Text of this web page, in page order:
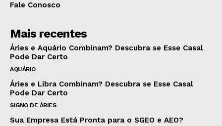
Fale Conosco
Mais recentes
Áries e Aquário Combinam? Descubra se Esse Casal
Pode Dar Certo
AQUÁRIO
Áries e Libra Combinam? Descubra se Esse Casal
Pode Dar Certo
SIGNO DE ÁRIES
Sua Empresa Está Pronta para o SGEO e AEO?